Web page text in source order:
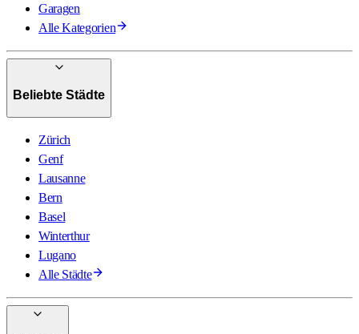
Garagen
Alle Kategorien
Beliebte Städte
Zürich
Genf
Lausanne
Bern
Basel
Winterthur
Lugano
Alle Städte